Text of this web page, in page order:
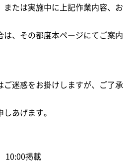
または実施中に上記作業内容、お
は、その都度本ページにてご案内
ご迷惑をお掛けしますが、ご了承
あげます。
10:00掲載